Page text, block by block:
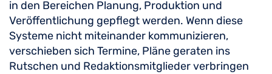
in den Bereichen Planung, Produktion und
Veröffentlichung gepflegt werden. Wenn diese
Systeme nicht miteinander kommunizieren,
verschieben sich Termine, Pläne geraten ins
Rutschen und Redaktionsmitglieder verbringen